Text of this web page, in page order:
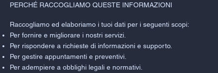
PERCHÉ RACCOGLIAMO QUESTE INFORMAZIONI
Raccogliamo ed elaboriamo i tuoi dati per i seguenti scopi:
Per fornire e migliorare i nostri servizi.
Per rispondere a richieste di informazioni e supporto.
Per gestire appuntamenti e preventivi.
Per adempiere a obblighi legali e normativi.